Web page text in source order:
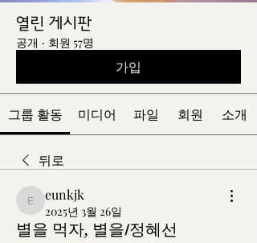
열린 게시판
공개 · 회원 57명
가입
그룹 활동 미디어 파일 회원 소개
뒤로
eunkjk
eunkjk
2025년 3월 26일
별을 먹자, 별을/정혜선